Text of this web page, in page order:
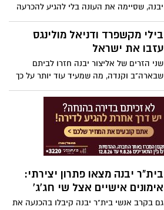
דרך, לגדל כאן שחקניות יבנאיות. למדנו הרבה
בעונה הזו"
יבנה, שסיימה את העונה בלי להגיע להכרעה
בגלל משבר הקורונה, למאמן העונה. המאמן
שצפוי להמשיך באליצור עונה נוספת: "עברנו
עונה מדהימה"
בילי מקשפרד ודניאל מולינגס
עזבו את ישראל
שני הזרים של אליצור יבנה חזרו לביתם
שבארה"ב וקנדה, מה שמעיד עוד יותר על כך
שככל הנראה הליגה לא תחזור. המאמן שי
סגלוביץ' שוחח עמם ואיחל להם בהצלחה.
במועדון אמרו: "הם באמת האמינו שאפשר
לעשות את זה השנה"
בית"ר יבנה מצאו פתרון יצירתי:
אימונים אישיים אצל שי חג'ג'
גם בקרב אנשי בית"ר יבנה קיבלו בהכנעה את